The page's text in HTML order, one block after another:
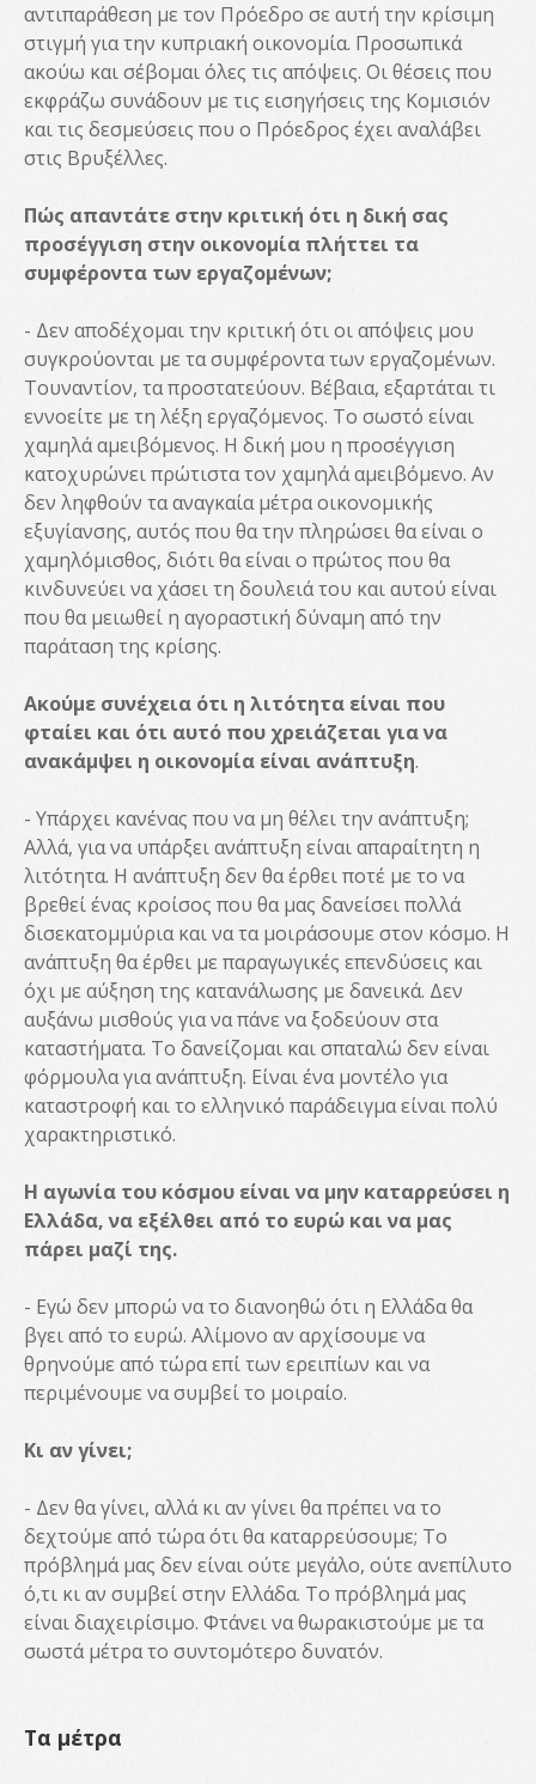
αντιπαράθεση με τον Πρόεδρο σε αυτή την κρίσιμη
στιγμή για την κυπριακή οικονομία. Προσωπικά
ακούω και σέβομαι όλες τις απόψεις. Οι θέσεις που
εκφράζω συνάδουν με τις εισηγήσεις της Κομισιόν
και τις δεσμεύσεις που ο Πρόεδρος έχει αναλάβει
στις Βρυξέλλες.
Πώς απαντάτε στην κριτική ότι η δική σας
προσέγγιση στην οικονομία πλήττει τα
συμφέροντα των εργαζομένων;
- Δεν αποδέχομαι την κριτική ότι οι απόψεις μου
συγκρούονται με τα συμφέροντα των εργαζομένων.
Τουναντίον, τα προστατεύουν. Βέβαια, εξαρτάται τι
εννοείτε με τη λέξη εργαζόμενος. Το σωστό είναι
χαμηλά αμειβόμενος. Η δική μου η προσέγγιση
κατοχυρώνει πρώτιστα τον χαμηλά αμειβόμενο. Αν
δεν ληφθούν τα αναγκαία μέτρα οικονομικής
εξυγίανσης, αυτός που θα την πληρώσει θα είναι ο
χαμηλόμισθος, διότι θα είναι ο πρώτος που θα
κινδυνεύει να χάσει τη δουλειά του και αυτού είναι
που θα μειωθεί η αγοραστική δύναμη από την
παράταση της κρίσης.
Ακούμε συνέχεια ότι η λιτότητα είναι που
φταίει και ότι αυτό που χρειάζεται για να
ανακάμψει η οικονομία είναι ανάπτυξη.
- Υπάρχει κανένας που να μη θέλει την ανάπτυξη;
Αλλά, για να υπάρξει ανάπτυξη είναι απαραίτητη η
λιτότητα. Η ανάπτυξη δεν θα έρθει ποτέ με το να
βρεθεί ένας κροίσος που θα μας δανείσει πολλά
δισεκατομμύρια και να τα μοιράσουμε στον κόσμο. Η
ανάπτυξη θα έρθει με παραγωγικές επενδύσεις και
όχι με αύξηση της κατανάλωσης με δανεικά. Δεν
αυξάνω μισθούς για να πάνε να ξοδεύουν στα
καταστήματα. Το δανείζομαι και σπαταλώ δεν είναι
φόρμουλα για ανάπτυξη. Είναι ένα μοντέλο για
καταστροφή και το ελληνικό παράδειγμα είναι πολύ
χαρακτηριστικό.
Η αγωνία του κόσμου είναι να μην καταρρεύσει η
Ελλάδα, να εξέλθει από το ευρώ και να μας
πάρει μαζί της.
- Εγώ δεν μπορώ να το διανοηθώ ότι η Ελλάδα θα
βγει από το ευρώ. Αλίμονο αν αρχίσουμε να
θρηνούμε από τώρα επί των ερειπίων και να
περιμένουμε να συμβεί το μοιραίο.
Κι αν γίνει;
- Δεν θα γίνει, αλλά κι αν γίνει θα πρέπει να το
δεχτούμε από τώρα ότι θα καταρρεύσουμε; Το
πρόβλημά μας δεν είναι ούτε μεγάλο, ούτε ανεπίλυτο
ό,τι κι αν συμβεί στην Ελλάδα. Το πρόβλημά μας
είναι διαχειρίσιμο. Φτάνει να θωρακιστούμε με τα
σωστά μέτρα το συντομότερο δυνατόν.
Τα μέτρα